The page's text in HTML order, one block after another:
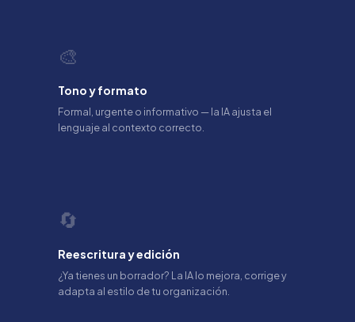
🎨
Tono y formato
Formal, urgente o informativo — la IA ajusta el
lenguaje al contexto correcto.
🔄
Reescritura y edición
¿Ya tienes un borrador? La IA lo mejora, corrige y
adapta al estilo de tu organización.